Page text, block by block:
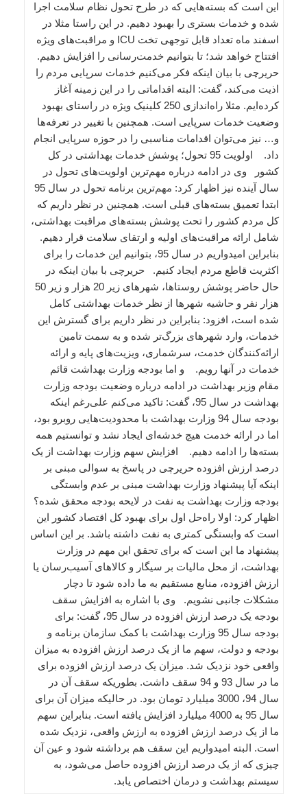
این است که بسته‌هایی که در طرح تحول نظام سلامت اجرا
شده و خدمات بستری را بهبود ‌دهیم. در این راستا مثلا در
اسفند ماه تعداد قابل توجهی تخت ICU و مراقبت‌های ویژه
افتتاح خواهد شد؛ تا بتوانیم خدمت‌رسانی را افزایش دهیم.
حریرچی با بیان اینکه فکر می‌کنیم خدمات سرپایی مردم را
اذیت می‌کند، گفت: البته اقداماتی را در این زمینه آغاز
کرده‌ایم. مثلا راه‌اندازی 250 کلینیک ویژه در راستای بهبود
وضعیت خدمات سرپایی است. همچنین با تغییر در تعرفه‌ها
و… نیز می‌توان اقدامات مناسبی را در حوزه سرپایی انجام
داد. اولویت 95 تحول؛‌ پوشش خدمات بهداشتی در کل
کشور وی در ادامه درباره مهم‌ترین اولویت‌های تحول در
سال آینده نیز اظهار کرد: مهم‌ترین برنامه تحول در سال 95
ابتدا تعمیق بسته‌های قبلی است. همچنین در نظر داریم که
کل مردم کشور را تحت پوشش بسته‌های مراقبت بهداشتی،
شامل ارائه مراقبت‌های اولیه و ارتقای سلامت قرار دهیم.
بنابراین امیدواریم در سال 95، بتوانیم این خدمات را برای
اکثریت قاطع مردم ایجاد کنیم. حریرچی با بیان اینکه در
حال حاضر پوشش روستاها، شهرهای زیر 20 هزار و زیر 50
هزار نفر و حاشیه شهرها از نظر خدمات بهداشتی کامل
شده است، افزود: بنابراین در نظر داریم برای گسترش این
خدمات، وارد شهرهای بزرگ‌تر ‌شده و به سمت تامین
ارائه‌کنندگان خدمت، سرشماری، ویزیت‌های پایه و ارائه
خدمات در آنها ‌رویم. و اما بودجه وزارت بهداشت قائم
مقام وزیر بهداشت در ادامه درباره وضعیت بودجه وزارت
بهداشت در سال 95، گفت: تاکید می‌کنم علی‌رغم اینکه
بودجه سال 94 وزارت بهداشت با محدودیت‌هایی روبرو بود،
اما در ارائه خدمت هیچ خدشه‌ای ایجاد نشد و توانستیم همه
بسته‌ها را ادامه دهیم. افزایش سهم وزارت بهداشت از یک
درصد ارزش افزوده حریرچی در پاسخ به سوالی مبنی بر
اینکه آیا پیشنهاد وزارت بهداشت مبنی بر عدم وابستگی
بودجه وزارت بهداشت به نفت در لایحه بودجه محقق شده؟
اظهار کرد: اولا راه‌حل اول برای بهبود کل اقتصاد کشور این
است که وابستگی کمتری به نفت داشته باشد. بر این اساس
پیشنهاد ما این است که برای تحقق این مهم در وزارت
بهداشت، از محل مالیات بر سیگار و کالاهای آسیب‌رسان یا
ارزش افزوده، منابع مستقیم به ما داده شود تا دچار
مشکلات جانبی نشویم. وی با اشاره به افزایش سقف
بودجه یک درصد ارزش افزوده در سال 95، گفت: برای
بودجه سال 95 وزارت بهداشت با کمک سازمان برنامه و
بودجه و دولت، سهم ما از یک درصد ارزش افزوده به میزان
واقعی خود نزدیک شد. میزان یک درصد ارزش افزوده برای
ما در سال 93 و 94 سقف داشت. بطوریکه سقف آن در
سال 94، 3000 میلیارد تومان بود. در حالیکه میزان آن برای
سال 95 به 4000 میلیارد افزایش یافته است. بنابراین سهم
ما از یک درصد ارزش افزوده به ارزش واقعی، نزدیک شده
است. البته امیدواریم این سقف هم برداشته شود و عین آن
چیزی که از یک درصد ارزش افزوده حاصل می‌شود، به
سیستم بهداشت و درمان اختصاص یابد.